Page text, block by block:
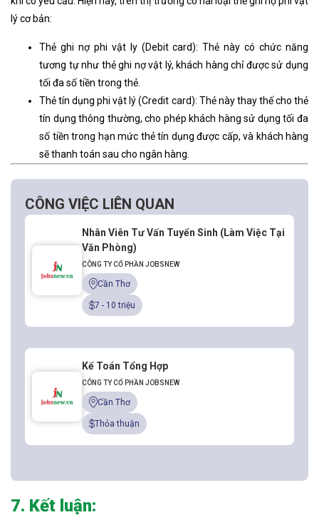
lý cơ bản:
Thẻ ghi nợ phi vật ly (Debit card): Thẻ này có chức năng
tương tự như thẻ ghi nợ vật lý, khách hàng chỉ được sử dụng
tối đa số tiền trong thẻ.
Thẻ tín dụng phi vật lý (Credit card): Thẻ này thay thế cho thẻ
tín dụng thông thường, cho phép khách hàng sử dụng tối đa
số tiền trong hạn mức thẻ tín dụng được cấp, và khách hàng
sẽ thanh toán sau cho ngân hàng.
CÔNG VIỆC LIÊN QUAN
Nhân Viên Tư Vấn Tuyển Sinh (Làm Việc Tại
Văn Phòng)
CÔNG TY CỔ PHẦN JOBSNEW
Cần Thơ
7 - 10 triệu
Kế Toán Tổng Hợp
CÔNG TY CỔ PHẦN JOBSNEW
Cần Thơ
Thỏa thuận
7. Kết luận: